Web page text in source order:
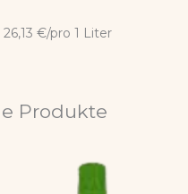
€/pro 1 Liter
Produkte